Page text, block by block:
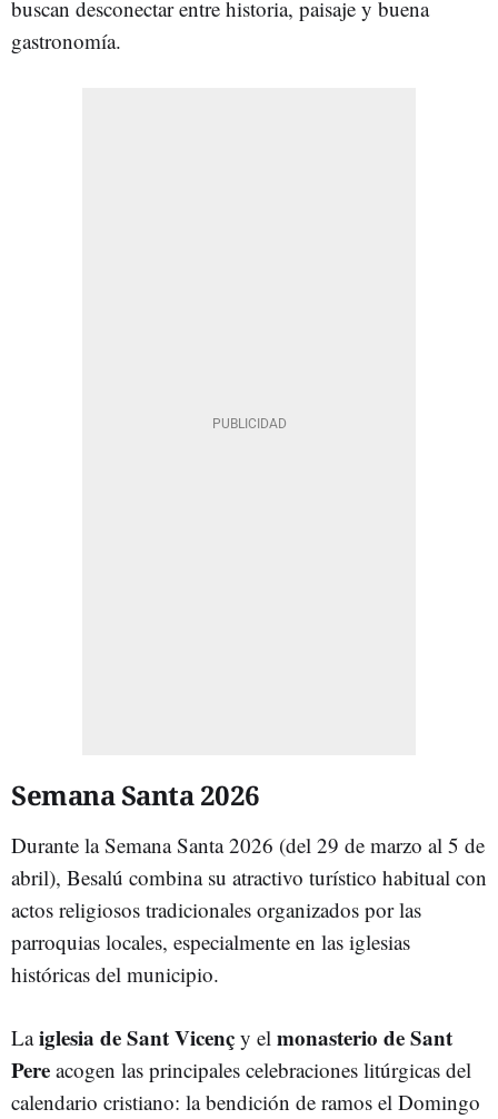
buscan desconectar entre historia, paisaje y buena
gastronomía.
Semana Santa 2026
Durante la Semana Santa 2026 (del 29 de marzo al 5 de
abril), Besalú combina su atractivo turístico habitual con
actos religiosos tradicionales organizados por las
parroquias locales, especialmente en las iglesias
históricas del municipio.
Laiglesia de Sant Vicenç y el monasterio de Sant
Pere acogen las principales celebraciones litúrgicas del
calendario cristiano: la bendición de ramos el Domingo